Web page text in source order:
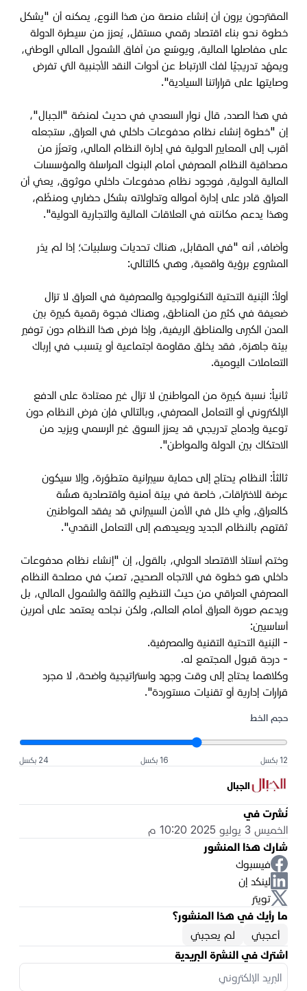
المقترحون يرون أن إنشاء منصة من هذا النوع، يمكنه أن "يشكل
خطوة نحو بناء اقتصاد رقمي مستقل، يُعزز من سيطرة الدولة
على مفاصلها المالية، ويوسّع من آفاق الشمول المالي الوطني،
ويمهّد تدريجيًا لفك الارتباط عن أدوات النقد الأجنبية التي تفرض
وصايتها على قراراتنا السيادية".
في هذا الصدد، قال نوار السعدي في حديث لمنصّة "الجبال"،
إن "خطوة إنشاء نظام مدفوعات داخلي في العراق، ستجعله
أقرب إلى المعايير الدولية في إدارة النظام المالي، وتعزّز من
مصداقية النظام المصرفي أمام البنوك المراسلة والمؤسسات
المالية الدولية، فوجود نظام مدفوعات داخلي موثوق، يعني أن
العراق قادر على إدارة أمواله وتداولاته بشكل حضاري ومنظّم،
وهذا يدعم مكانته في العلاقات المالية والتجارية الدولية".
وأضاف، أنه "في المقابل، هناك تحديات وسلبيات؛ إذا لم يدَر
المشروع برؤية واقعية، وهي كالتالي:
أولاً: البُنية التحتية التكنولوجية والمصرفية في العراق لا تزال
ضعيفة في كثير من المناطق، وهناك فجوة رقمية كبيرة بين
المدن الكبرى والمناطق الريفية، وإذا فرض هذا النظام دون توفير
بيئة جاهزة، فقد يخلق مقاومة اجتماعية أو يتسبب في إرباك
التعاملات اليومية.
ثانياً: نسبة كبيرة من المواطنين لا تزال غير معتادة على الدفع
الإلكتروني أو التعامل المصرفي، وبالتالي فإن فرض النظام دون
توعية وإدماج تدريجي قد يعزز السوق غير الرسمي ويزيد من
الاحتكاك بين الدولة والمواطن".
ثالثاً: النظام يحتاج إلى حماية سيبرانية متطوّرة، وإلا سيكون
عرضة للاختراقات، خاصة في بيئة أمنية واقتصادية هشّة
كالعراق، وأي خلل في الأمن السيبراني قد يفقد المواطنين
ثقتهم بالنظام الجديد ويعيدهم إلى التعامل النقدي".
وختم أستاذ الاقتصاد الدولي، بالقول، إن "إنشاء نظام مدفوعات
داخلي هو خطوة في الاتجاه الصحيح، تصبّ في مصلحة النظام
المصرفي العراقي من حيث التنظيم والثقة والشمول المالي، بل
ويدعم صورة العراق أمام العالم، ولكن نجاحه يعتمد على أمرين
أساسيين:
- البُنية التحتية التقنية والمصرفية.
- درجة قبول المجتمع له.
وكلاهما يحتاج إلى وقت وجهد واستراتيجية واضحة، لا مجرد
قرارات إدارية أو تقنيات مستوردة".
حجم الخط
12 بكسل 16 بكسل 24 بكسل
الجبال
نُشرت في
الخميس 3 يوليو 2025 10:20 م
شارك هذا المنشور
فيسبوك
لينكد إن
تويتر
ما رأيك في هذا المنشور؟
أعجبني
لم يعجبني
اشترك في النشرة البريدية